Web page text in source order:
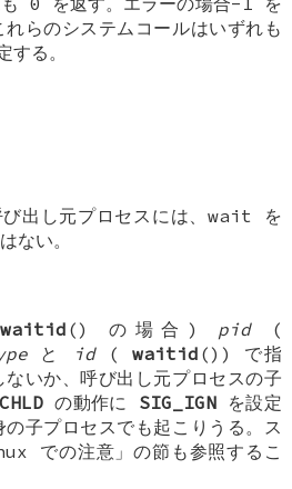
らのシステムコールはいずれも
する。
出し元プロセスには、wait を
ない。
waitid () の場合) pid(
と id( waitid ()) で指
いか、呼び出し元プロセスの子
の動作に SIG_IGNを設定
子プロセスでも起こりうる。ス
での注意」の節も参照するこ